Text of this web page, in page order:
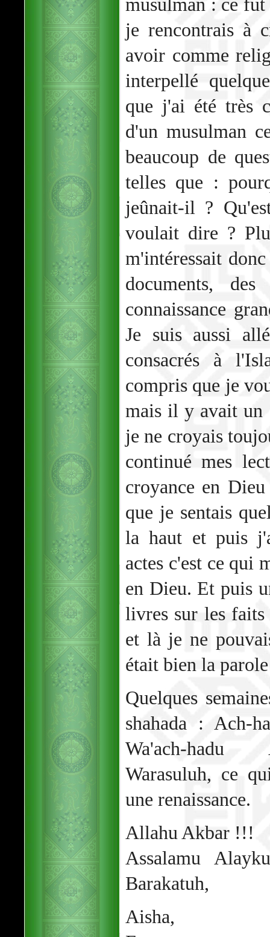
musulman : ce fut
je rencontrais à
avoir comme
interpellé
que j'ai été très
d'un musulman
beaucoup de
telles que :
jeûnait-il ?
voulait dire ?
m'intéressait
documents,
connaissance
Je suis aussi
consacrés à
compris que je
mais il y avait un
je ne croyais
continué mes
croyance en
que je sentais
la haut et puis
actes c'est ce qui
en Dieu. Et puis
livres sur les
et là je ne
était bien la
Quelques
shahada : Ach-
Wa'ach-hadu
Warasuluh, ce
une renaissance.
Allahu Akbar !!!
Assalamu
Barakatuh,
Aisha,